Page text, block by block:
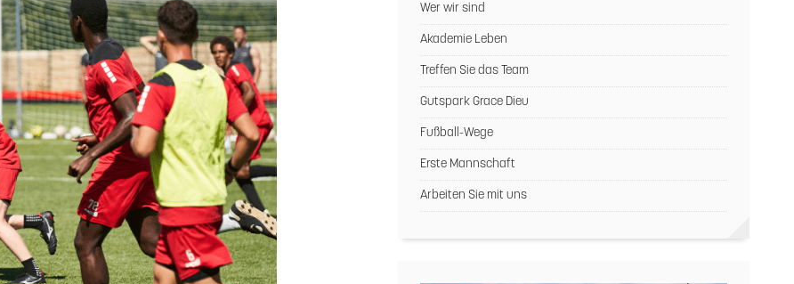
Wer wir sind
Akademie Leben
Treffen Sie das Team
Gutspark Grace Dieu
Fußball-Wege
Erste Mannschaft
Arbeiten Sie mit uns